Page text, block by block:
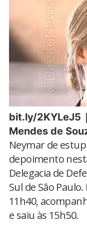
bit.ly/2KYLeJ5
Mendes de
Neymar de
depoimento
Delegacia de
Sul de São
11h40,
e saiu às 15h50.